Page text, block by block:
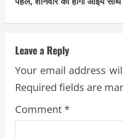
n
u
e
R
e
Leave a Reply
Your email address
Required fields are
Comment *